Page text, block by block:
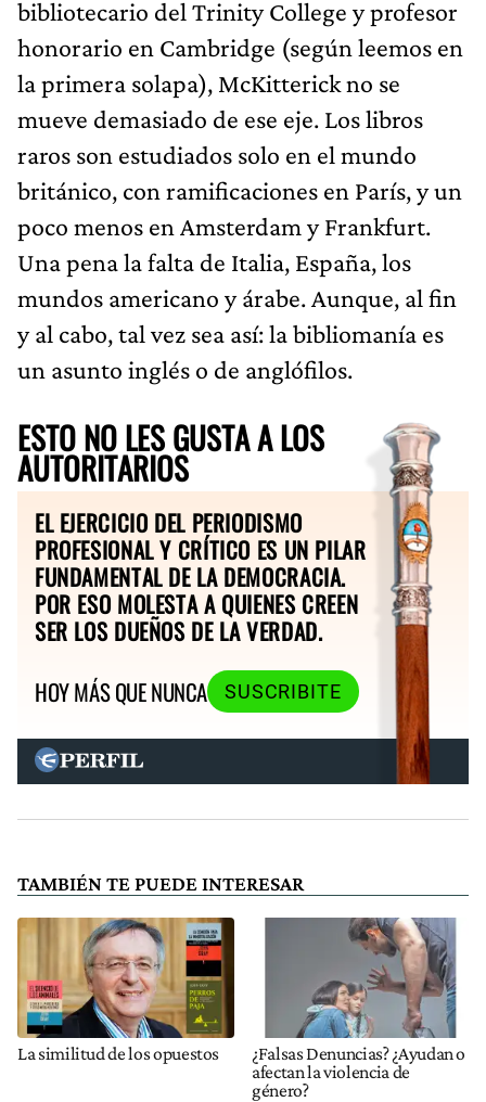
bibliotecario del Trinity College y profesor
honorario en Cambridge (según leemos en
la primera solapa), McKitterick no se
mueve demasiado de ese eje. Los libros
raros son estudiados solo en el mundo
británico, con ramificaciones en París, y un
poco menos en Amsterdam y Frankfurt.
Una pena la falta de Italia, España, los
mundos americano y árabe. Aunque, al fin
y al cabo, tal vez sea así: la bibliomanía es
un asunto inglés o de anglófilos.
ESTO NO LES GUSTA A LOS
AUTORITARIOS
EL EJERCICIO DEL PERIODISMO
PROFESIONAL Y CRÍTICO ES UN PILAR
FUNDAMENTAL DE LA DEMOCRACIA.
POR ESO MOLESTA A QUIENES CREEN
SER LOS DUEÑOS DE LA VERDAD.
HOY MÁS QUE NUNCA
SUSCRIBITE
TAMBIÉN TE PUEDE INTERESAR
La similitud de los opuestos
¿Falsas Denuncias? ¿Ayudan o
afectan la violencia de
género?